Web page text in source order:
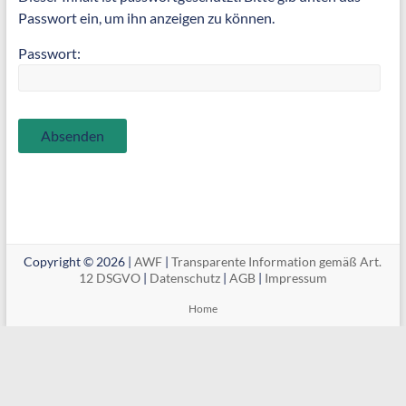
Passwort ein, um ihn anzeigen zu können.
Passwort:
Copyright © 2026 |AWF |Transparente Information gemäß Art.
12 DSGVO| Datenschutz| AGB| Impressum
Home